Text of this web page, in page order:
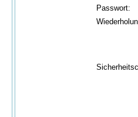
Passwort: